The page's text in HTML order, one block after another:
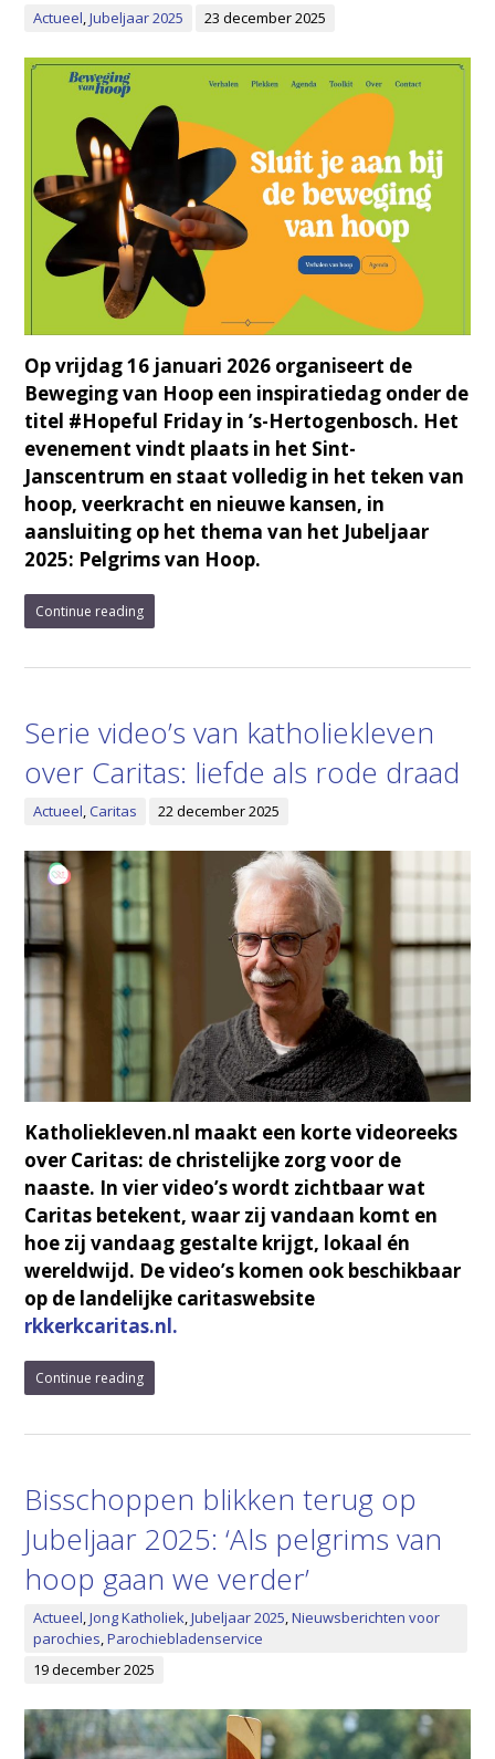
Actueel,Jubeljaar 2025 23 december 2025
Op vrijdag 16 januari 2026 organiseert de
Beweging van Hoop een inspiratiedag onder de
titel #Hopeful Friday in ’s-Hertogenbosch. Het
evenement vindt plaats in het Sint-
Janscentrum en staat volledig in het teken van
hoop, veerkracht en nieuwe kansen, in
aansluiting op het thema van het Jubeljaar
2025: Pelgrims van Hoop.
Continue reading
Serie video’s van katholiekleven
over Caritas: liefde als rode draad
Actueel,Caritas 22 december 2025
Katholiekleven.nl maakt een korte videoreeks
over Caritas: de christelijke zorg voor de
naaste. In vier video’s wordt zichtbaar wat
Caritas betekent, waar zij vandaan komt en
hoe zij vandaag gestalte krijgt, lokaal én
wereldwijd. De video’s komen ook beschikbaar
op de landelijke caritaswebsite
rkkerkcaritas.nl.
Continue reading
Bisschoppen blikken terug op
Jubeljaar 2025: ‘Als pelgrims van
hoop gaan we verder’
Actueel,Jong Katholiek,Jubeljaar 2025,Nieuwsberichten voor
parochies,Parochiebladenservice
19 december 2025